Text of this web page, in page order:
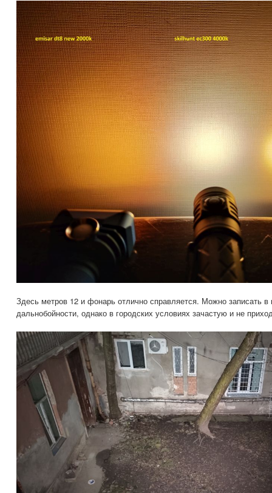
Здесь метров 12 и фонарь отлично справляется. Можно записать в
дальнобойности, однако в городских условиях зачастую и не